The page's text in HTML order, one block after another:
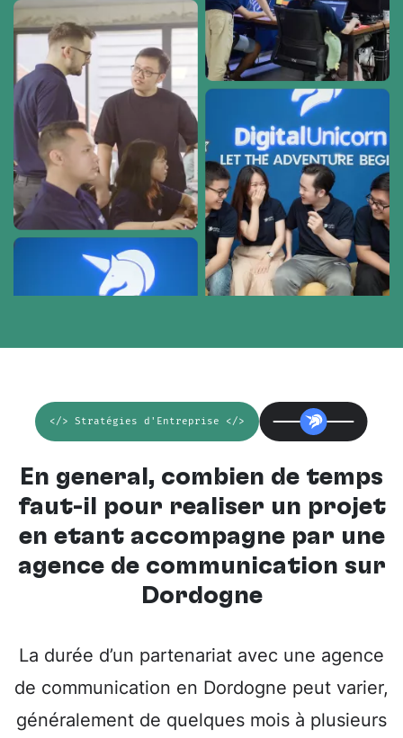
</> Stratégies d'Entreprise </>
En général, combien de temps
faut-il pour réaliser un projet
en étant accompagné par une
agence de communication sur
Dordogne
La durée d’un partenariat avec une agence
de communication en Dordogne peut varier,
généralement de quelques mois à plusieurs